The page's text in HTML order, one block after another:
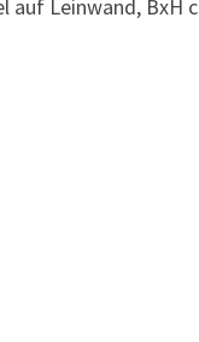
Leinwand, BxH